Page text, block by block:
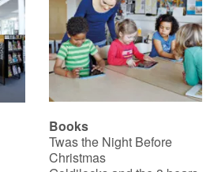
Books
Twas the Night Before
Christmas